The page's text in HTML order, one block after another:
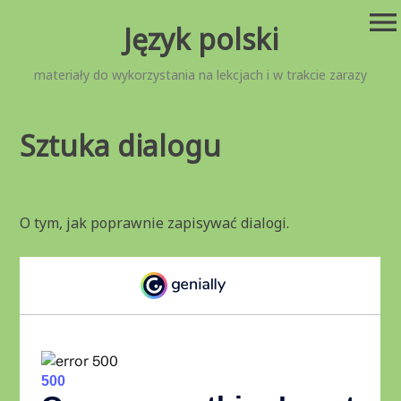
Język polski
materiały do wykorzystania na lekcjach i w trakcie zarazy
menu
Sztuka dialogu
O tym, jak poprawnie zapisywać dialogi.